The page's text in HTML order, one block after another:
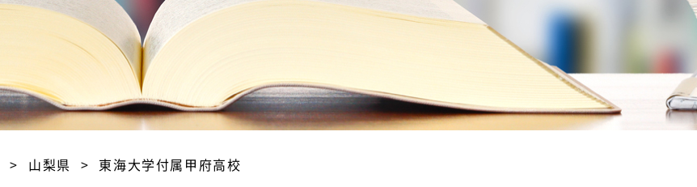
山梨県 東海大学付属甲府高校